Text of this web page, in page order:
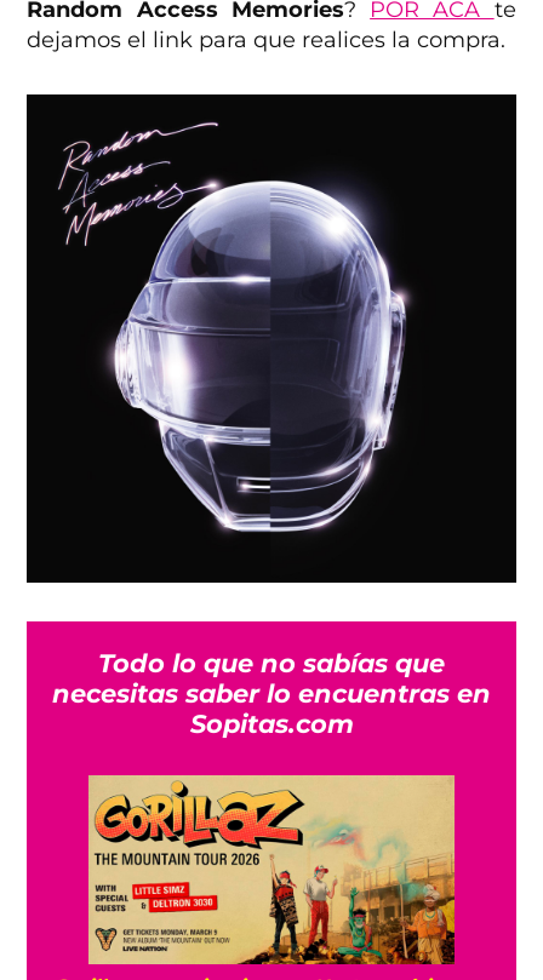
Random Access Memories? POR ACÁ te
dejamos el link para que realices la compra.
Todo lo que no sabías que
necesitas saber lo encuentras en
Sopitas.com